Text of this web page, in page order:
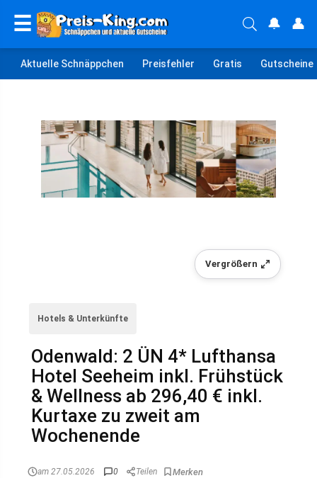
☰ 🔔 👤
Aktuelle Schnäppchen Preisfehler Gratis Gutscheine
Vergrößern
Hotels & Unterkünfte
Odenwald: 2 ÜN 4* Lufthansa
Hotel Seeheim inkl. Frühstück
& Wellness ab 296,40 € inkl.
Kurtaxe zu zweit am
Wochenende
am 27.05.2026 0 Teilen